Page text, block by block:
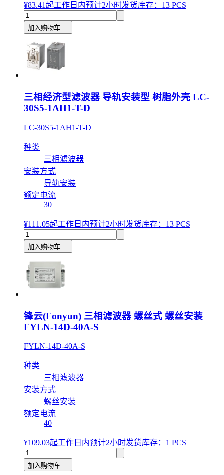
¥83.41起工作日内预计2小时发货库存：13 PCS
加入购物车
三相经济型滤波器 导轨安装型 树脂外壳 LC-
30S5-1AH1-T-D
LC-30S5-1AH1-T-D
种类
三相滤波器
安装方式
导轨安装
额定电流
30
¥111.05起工作日内预计2小时发货库存：13 PCS
加入购物车
锋云(Fonyun) 三相滤波器 螺丝式 螺丝安装
FYLN-14D-40A-S
FYLN-14D-40A-S
种类
三相滤波器
安装方式
螺丝安装
额定电流
40
¥109.03起工作日内预计2小时发货库存：1 PCS
加入购物车